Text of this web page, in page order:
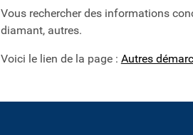
Vous rechercher des informations
diamant, autres.
Voici le lien de la page : Autres